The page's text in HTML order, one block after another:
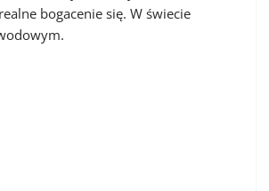
bogacenie się. W świecie